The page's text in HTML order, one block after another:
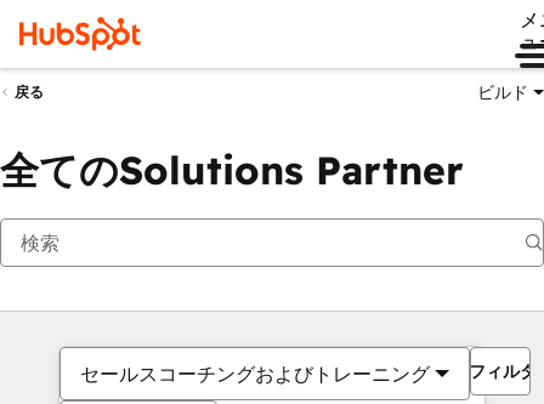
ュ
戻る ビルド
全てのSolutions Partner
セールスコーチングおよびトレーニング フィルタ